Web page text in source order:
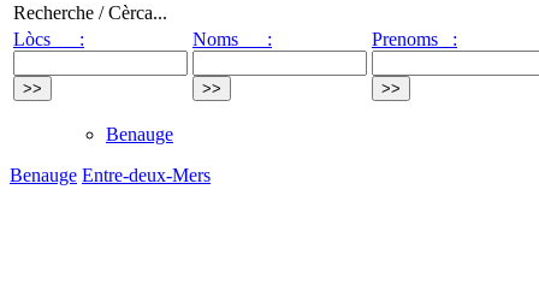
Recherche / Cèrca...
Lòcs :
Noms : Prenoms :
Benauge
Benauge Entre-deux-Mers